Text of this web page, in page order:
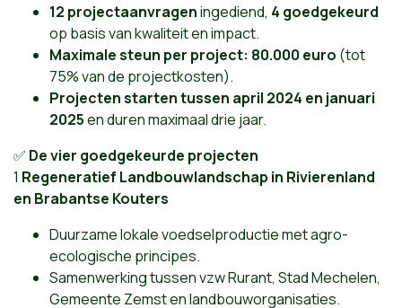
12 projectaanvrageningediend, 4 goedgekeurd
op basis van kwaliteit en impact.
Maximale steun per project: 80.000 euro (tot
75% van de projectkosten).
Projecten starten tussen april 2024 en januari
2025en duren maximaal drie jaar.
✅ De vier goedgekeurde projecten
1️ Regeneratief Landbouwlandschap in Rivierenland
en Brabantse Kouters
Duurzame lokale voedselproductie met agro-
ecologische principes.
Samenwerking tussen vzw Rurant, Stad Mechelen,
Gemeente Zemst en landbouworganisaties.